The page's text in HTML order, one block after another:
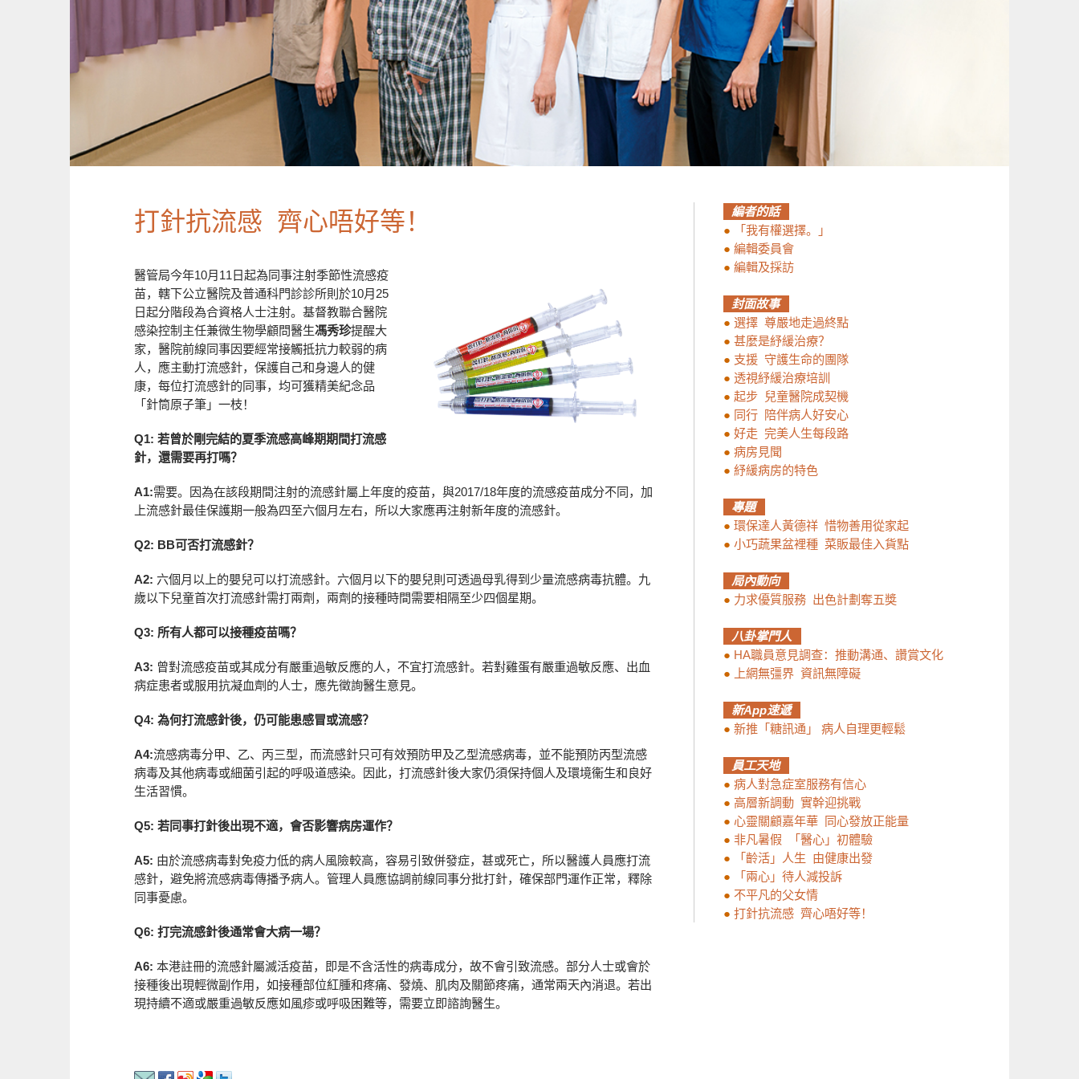
打針抗流感 齊心唔好等！
醫管局今年10月11日起為同事注射季節性流感疫
苗，轄下公立醫院及普通科門診診所則於10月25
日起分階段為合資格人士注射。基督教聯合醫院
感染控制主任兼微生物學顧問醫生馮秀珍提醒大
家，醫院前線同事因要經常接觸抵抗力較弱的病
人，應主動打流感針，保護自己和身邊人的健
康，每位打流感針的同事，均可獲精美紀念品
「針筒原子筆」一枝！
Q1: 若曾於剛完結的夏季流感高峰期期間打流感
針，還需要再打嗎？
A1:需要。因為在該段期間注射的流感針屬上年度的疫苗，與2017/18年度的流感疫苗成分不同，加
上流感針最佳保護期一般為四至六個月左右，所以大家應再注射新年度的流感針。
Q2: BB可否打流感針？
A2: 六個月以上的嬰兒可以打流感針。六個月以下的嬰兒則可透過母乳得到少量流感病毒抗體。九
歲以下兒童首次打流感針需打兩劑，兩劑的接種時間需要相隔至少四個星期。
Q3: 所有人都可以接種疫苗嗎？
A3: 曾對流感疫苗或其成分有嚴重過敏反應的人，不宜打流感針。若對雞蛋有嚴重過敏反應、出血
病症患者或服用抗凝血劑的人士，應先徵詢醫生意見。
Q4: 為何打流感針後，仍可能患感冒或流感？
A4:流感病毒分甲、乙、丙三型，而流感針只可有效預防甲及乙型流感病毒，並不能預防丙型流感
病毒及其他病毒或細菌引起的呼吸道感染。因此，打流感針後大家仍須保持個人及環境衞生和良好
生活習慣。
Q5: 若同事打針後出現不適，會否影響病房運作？
A5: 由於流感病毒對免疫力低的病人風險較高，容易引致併發症，甚或死亡，所以醫護人員應打流
感針，避免將流感病毒傳播予病人。管理人員應協調前線同事分批打針，確保部門運作正常，釋除
同事憂慮。
Q6: 打完流感針後通常會大病一場？
A6: 本港註冊的流感針屬滅活疫苗，即是不含活性的病毒成分，故不會引致流感。部分人士或會於
接種後出現輕微副作用，如接種部位紅腫和疼痛、發燒、肌肉及關節疼痛，通常兩天內消退。若出
現持續不適或嚴重過敏反應如風疹或呼吸困難等，需要立即諮詢醫生。
編者的話
●
「我有權選擇。」
● 編輯委員會
● 編輯及採訪
封面故事
● 選擇 尊嚴地走過終點
● 甚麼是紓緩治療？
● 支援 守護生命的團隊
● 透視紓緩治療培訓
● 起步 兒童醫院成契機
● 同行 陪伴病人好安心
● 好走 完美人生每段路
● 病房見聞
● 紓緩病房的特色
專題
● 環保達人黃德祥 惜物善用從家起
● 小巧蔬果盆裡種 菜販最佳入貨點
局內動向
● 力求優質服務 出色計劃奪五獎
八卦掌門人
● HA職員意見調查：推動溝通、讚賞文化
●
上網無彊界 資訊無障礙
新App速遞
● 新推「糖訊通」 病人自理更輕鬆
員工天地
● 病人對急症室服務有信心
● 高層新調動 實幹迎挑戰
● 心靈關顧嘉年華 同心發放正能量
● 非凡暑假 「醫心」初體驗
●
「齡活」人生 由健康出發
●
「兩心」待人減投訴
● 不平凡的父女情
● 打針抗流感 齊心唔好等！